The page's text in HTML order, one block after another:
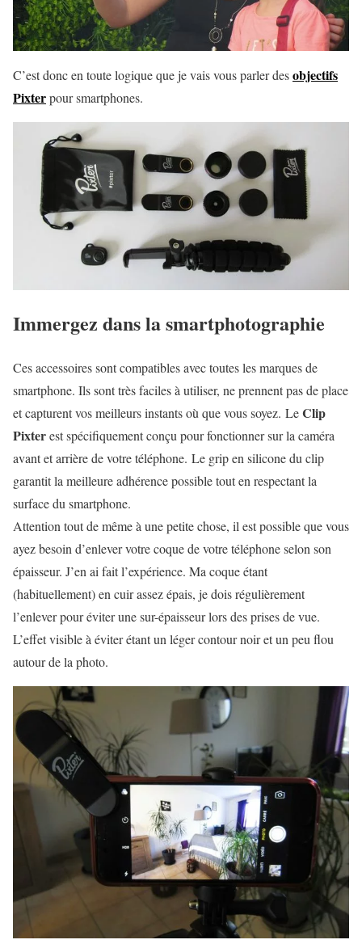
C’est donc en toute logique que je vais vous parler desobjectifs
Pixterpour smartphones.
Immergez dans la smartphotographie
Ces accessoires sontcompatibles avec toutes les marques de
smartphone. Ils sont très faciles à utiliser, ne prennent pas de place
et capturent vos meilleurs instants où que vous soyez. LeClip
Pixterest spécifiquement conçu pourfonctionner sur la caméra
avant et arrièrede votre téléphone. Le grip en silicone du clip
garantit la meilleure adhérence possible tout en respectant la
surface du smartphone.
Attention tout de même à une petite chose, il est possible que vous
ayez besoin d’enlever votre coque de votre téléphone selon son
épaisseur. J’en ai fait l’expérience. Ma coque étant
(habituellement) en cuir assez épais, je dois régulièrement
l’enlever pour éviter une sur-épaisseur lors des prises de vue.
L’effet visible à éviter étant un léger contour noir et un peu flou
autour de la photo.